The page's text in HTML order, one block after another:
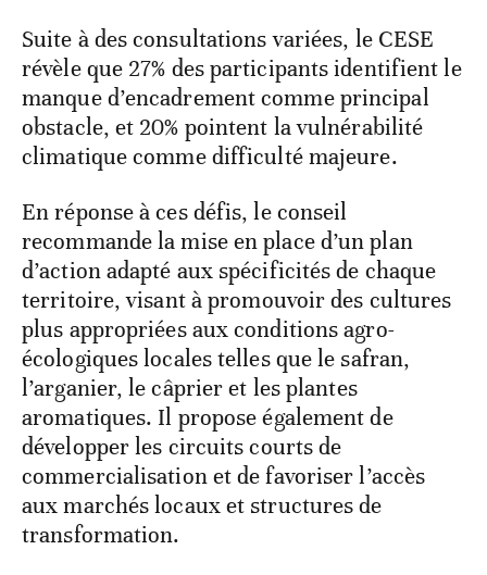
Suite à des consultations variées, le CESE
révèle que 27% des participants identifient le
manque d’encadrement comme principal
obstacle, et 20% pointent la vulnérabilité
climatique comme difficulté majeure.
En réponse à ces défis, le conseil
recommande la mise en place d’un plan
d’action adapté aux spécificités de chaque
territoire, visant à promouvoir des cultures
plus appropriées aux conditions agro-
écologiques locales telles que le safran,
l’arganier, le câprier et les plantes
aromatiques. Il propose également de
développer les circuits courts de
commercialisation et de favoriser l’accès
aux marchés locaux et structures de
transformation.